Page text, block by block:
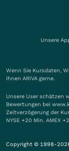
Unsere
Wenn Sie Kursdaten,
Ihnen ARIVA gerne.
Unsere User schätzen
Bewertungen bei
Zeitverzögerung der
NYSE +20 Min. AMEX
Copyright © 1998-